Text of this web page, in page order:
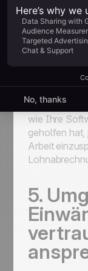
Zuverlässige
Kunden
Beispiel:
ein
wie Ihre
geholfen hat,
Arbeit
5.